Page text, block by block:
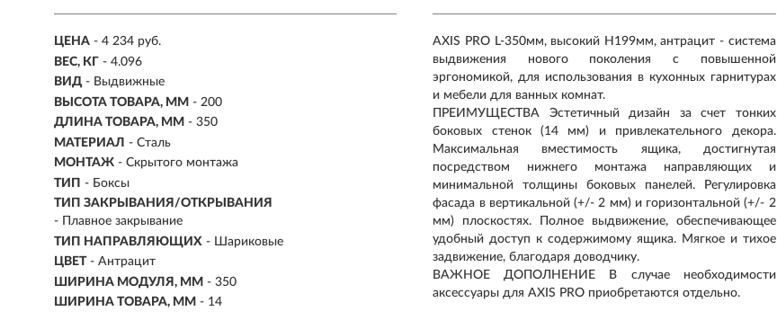
ЦЕНА - 4 234 руб.
ВЕС, КГ - 4.096
ВИД - Выдвижные
ВЫСОТА ТОВАРА, ММ - 200
ДЛИНА ТОВАРА, ММ - 350
МАТЕРИАЛ - Сталь
МОНТАЖ - Скрытого монтажа
ТИП - Боксы
ТИП ЗАКРЫВАНИЯ/ОТКРЫВАНИЯ
- Плавное закрывание
ТИП НАПРАВЛЯЮЩИХ - Шариковые
ЦВЕТ - Антрацит
ШИРИНА МОДУЛЯ, ММ - 350
ШИРИНА ТОВАРА, ММ - 14
AXIS PRO L-350мм, высокий H199мм, антрацит - система
выдвижения нового поколения с повышенной
эргономикой, для использования в кухонных гарнитурах
и мебели для ванных комнат.
ПРЕИМУЩЕСТВА Эстетичный дизайн за счет тонких
боковых стенок (14 мм) и привлекательного декора.
Максимальная вместимость ящика, достигнутая
посредством нижнего монтажа направляющих и
минимальной толщины боковых панелей. Регулировка
фасада в вертикальной (+/- 2 мм) и горизонтальной (+/- 2
мм) плоскостях. Полное выдвижение, обеспечивающее
удобный доступ к содержимому ящика. Мягкое и тихое
задвижение, благодаря доводчику.
ВАЖНОЕ ДОПОЛНЕНИЕ В случае необходимости
аксессуары для AXIS PRO приобретаются отдельно.